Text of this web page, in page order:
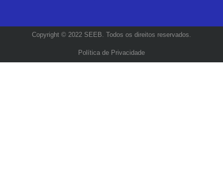
Copyright © 2022 SEEB. Todos os direitos reservados.
Política de Privacidade